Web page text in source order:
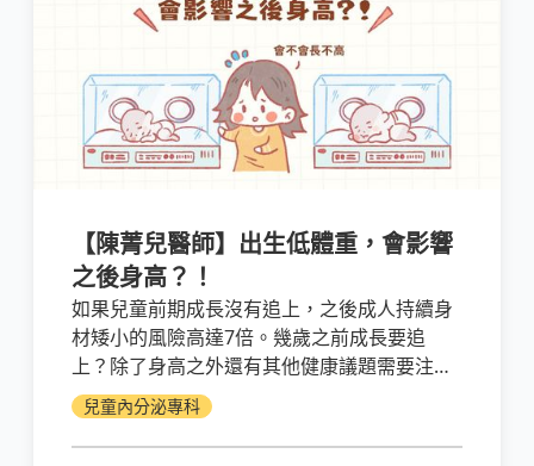
【陳菁兒醫師】出生低體重，會影響
之後身高？！
如果兒童前期成長沒有追上，之後成人持續身
材矮小的風險高達7倍。幾歲之前成長要追
上？除了身高之外還有其他健康議題需要注意
嗎？
兒童內分泌專科